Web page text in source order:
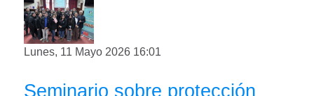
Lunes, 11 Mayo 2026 16:01
Seminario sobre protección